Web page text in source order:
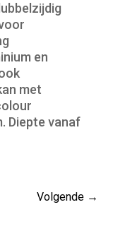
en
met
Diepte vanaf
Volgende →